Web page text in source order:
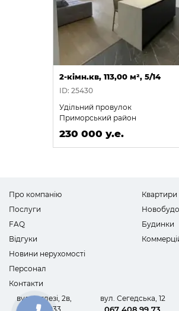
2-кімн.кв, 113,00 м², 5/14
ID: 25430
Удільний провулок
Приморський район
230 000 у.е.
Про компанію
Послуги
FAQ
Відгуки
Новини нерухомості
Персонал
Контакти
Квартири
Будинки
вул. Інглезі, 2в,
офіс 1033
вул. Сегедська, 12